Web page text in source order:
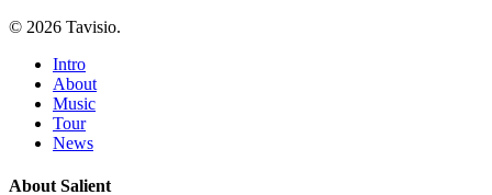
© 2026 Tavisio.
Close
Menu
Intro
About
Music
Tour
News
About Salient